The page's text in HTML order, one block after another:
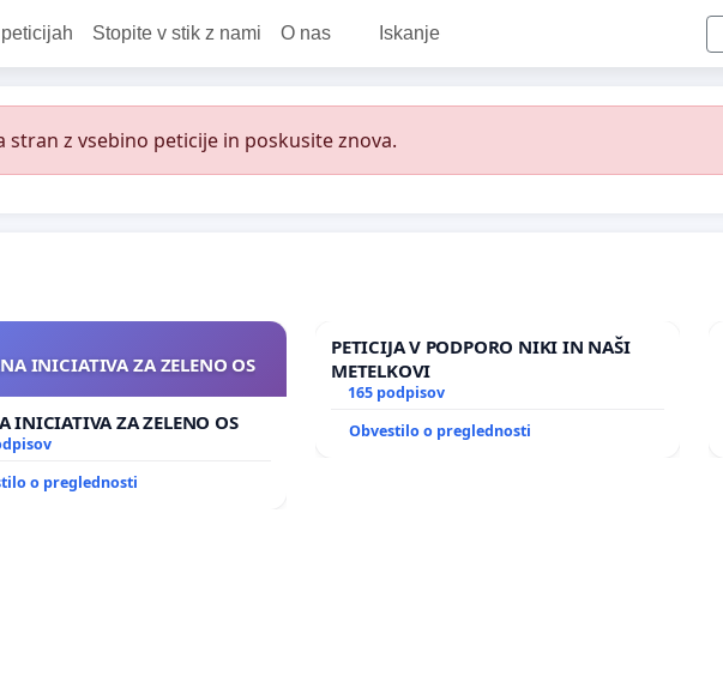
Stopite v stik z nami O nas Iskanje
z vsebino peticije in poskusite znova.
INICIATIVA ZA ZELENO OS
INICIATIVA ZA ZELENO OS
o preglednosti
PETICIJA V PODPORO NIKI IN NAŠI
METELKOVI
165 podpisov
Obvestilo o preglednosti